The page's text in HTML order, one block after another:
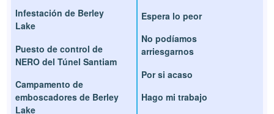
Infestación de Berley
Lake
Puesto de control de
NERO del Túnel Santiam
Campamento de
emboscadores de Berley
Lake
Espera lo peor
No podíamos
arriesgarnos
Por si acaso
Hago mi trabajo